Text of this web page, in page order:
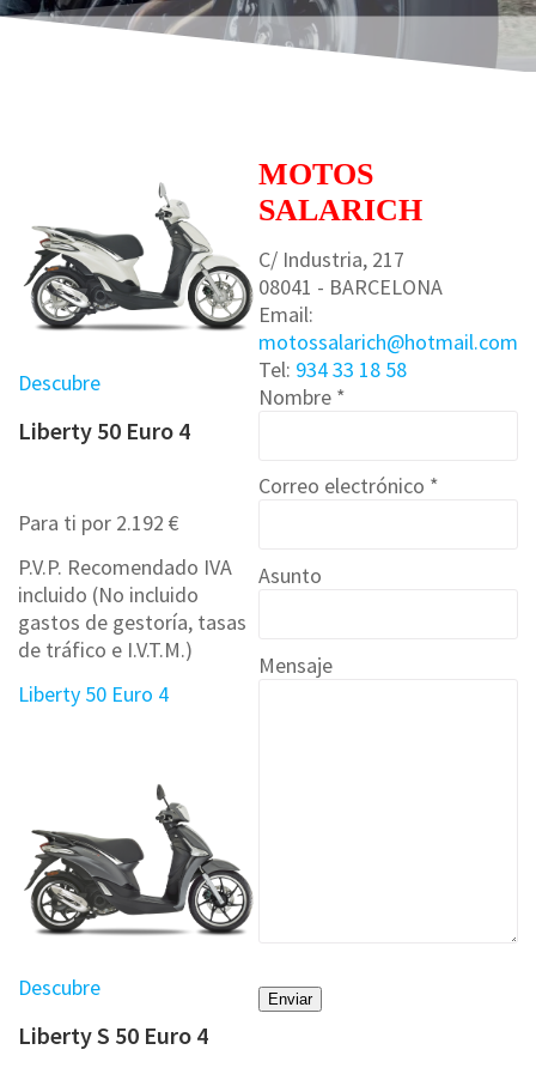
Descubre
Liberty 50 Euro 4
Para ti por 2.192 €
P.V.P. Recomendado IVA
incluido (No incluido
gastos de gestoría, tasas
de tráfico e I.V.T.M.)
Liberty 50 Euro 4
Descubre
Liberty S 50 Euro 4
MOTOS
SALARICH
C/ Industria, 217
08041 - BARCELONA
Email:
motossalarich@hotmail.com
Tel: 934 33 18 58
Nombre *
Correo electrónico *
Asunto
Mensaje